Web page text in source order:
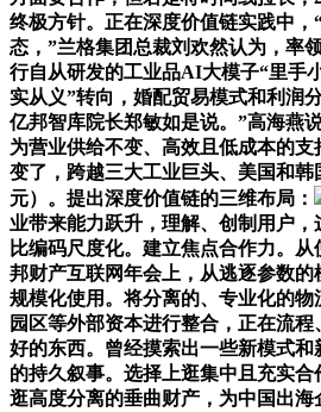
终极方针。正在深度价值链实践中，
态，”兰格集团总裁刘欢然认为，率
行自从研发的工业品AI大模子“里手
实从义”转向，婚配贸易模式和利润
亿邦智库院长郑敏如是说。”高海燕
为营业供给不变、高效且低成本的
变了，跨越三大工业巨头、美国和韩
元）。提出深度价值链的三维布局：
业带来能力跃升，理解、创制用户
比编码尺度化。建立焦点合作力。从
邦财产互联网年会上，从逃逐参数
规模化使用。将分离的、专业化的物
园区等外部资本进行整合，正在流
好的东西。曾经摸索出一些新模式和
的持久叙事。选择上逛集中且充实
逛高度分离的垂曲财产，为中国出